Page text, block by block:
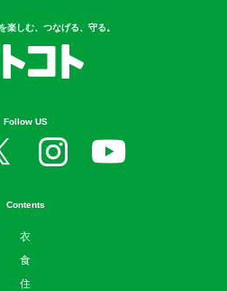
楽しむ、つなげる、守る。
Follow US
Contents
衣
食
住